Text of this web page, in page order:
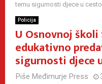
temu sigurnosti djece u
Policija
U Osnovnoj
edukativno
sigurnosti djece
Piše Međimurje Press